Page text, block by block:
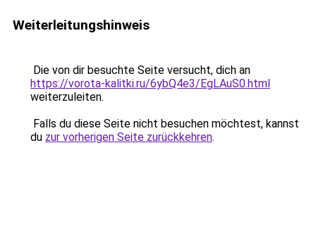
Weiterleitungshinweis
Die von dir besuchte Seite versucht, dich an
https://vorota-kalitki.ru/6ybQ4e3/EgLAuS0.html
weiterzuleiten.
Falls du diese Seite nicht besuchen möchtest, kannst
du zur vorherigen Seite zurückkehren.